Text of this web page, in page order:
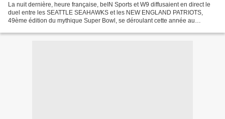
La nuit dernière, heure française, beIN Sports et W9 diffusaient en direct le
duel entre les SEATTLE SEAHAWKS et les NEW ENGLAND PATRIOTS,
49ème édition du mythique Super Bowl, se déroulant cette année au